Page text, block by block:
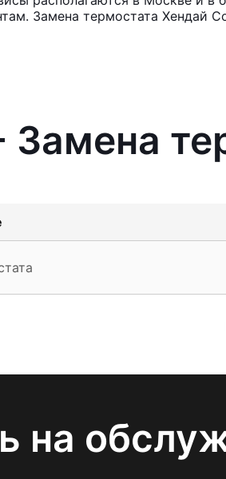
Замена термостата Хендай
Замена
на